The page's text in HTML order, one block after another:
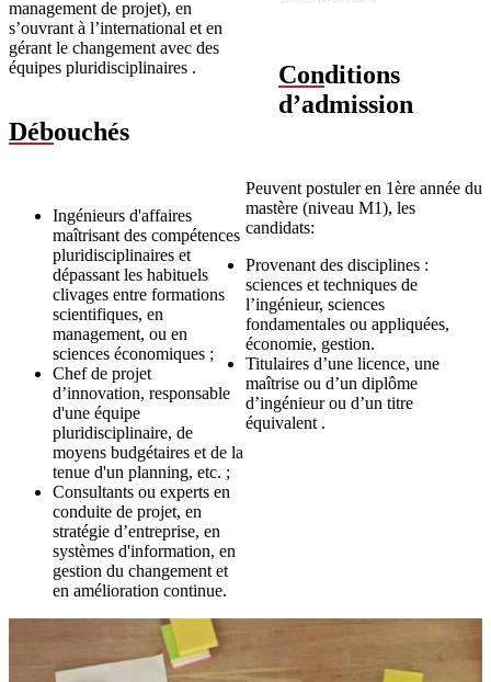
management de projet), en
s’ouvrant à l’international et en
gérant le changement avec des
équipes pluridisciplinaires .
Débouchés
Ingénieurs d'affaires
maîtrisant des compétences
pluridisciplinaires et
dépassant les habituels
clivages entre formations
scientifiques, en
management, ou en
sciences économiques ;
Chef de projet
d’innovation, responsable
d'une équipe
pluridisciplinaire, de
moyens budgétaires et de la
tenue d'un planning, etc. ;
Consultants ou experts en
conduite de projet, en
stratégie d’entreprise, en
systèmes d'information, en
gestion du changement et
en amélioration continue.
Conditions
d’admission
Peuvent postuler en 1ère année du
mastère (niveau M1), les
candidats:
Provenant des disciplines :
sciences et techniques de
l’ingénieur, sciences
fondamentales ou appliquées,
économie, gestion.
Titulaires d’une licence, une
maîtrise ou d’un diplôme
d’ingénieur ou d’un titre
équivalent .